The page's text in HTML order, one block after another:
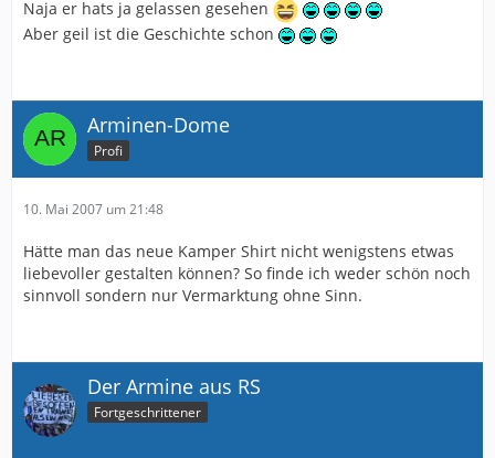
Naja er hats ja gelassen gesehen
Aber geil ist die Geschichte schon
Arminen-Dome
Profi
10. Mai 2007 um 21:48
Hätte man das neue Kamper Shirt nicht wenigstens etwas
liebevoller gestalten können? So finde ich weder schön noch
sinnvoll sondern nur Vermarktung ohne Sinn.
Der Armine aus RS
Fortgeschrittener